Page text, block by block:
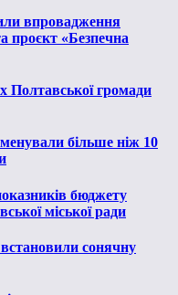
впровадження
проєкт «Безпечна
Полтавської громади
більше ніж 10
бюджету
міської ради
сонячну